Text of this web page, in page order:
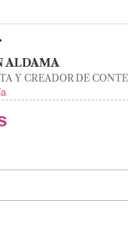
ALDAMA
Y CREADOR DE